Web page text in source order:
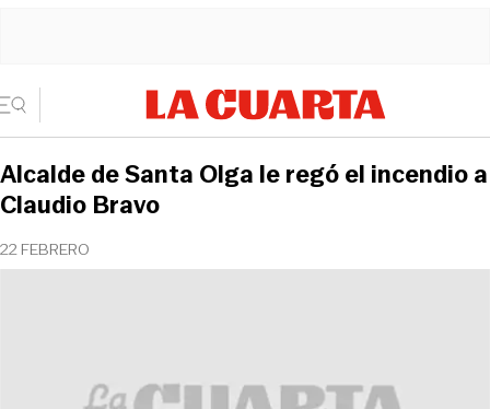
22 FEBRERO
Alcalde de Santa Olga le regó el incendio a
Claudio Bravo